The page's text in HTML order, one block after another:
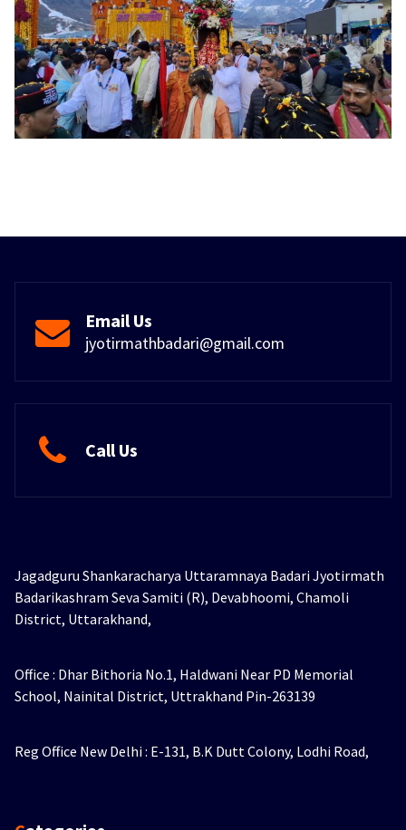
Email Us
jyotirmathbadari@gmail.com
Call Us
Jagadguru Shankaracharya Uttaramnaya Badari Jyotirmath
Badarikashram Seva Samiti (R), Devabhoomi, Chamoli
District, Uttarakhand,
Office : Dhar Bithoria No.1, Haldwani Near PD Memorial
School, Nainital District, Uttrakhand Pin-263139
Reg Office New Delhi : E-131, B.K Dutt Colony, Lodhi Road,